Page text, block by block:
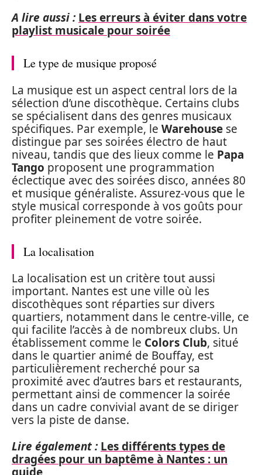
A lire aussi : Les erreurs à éviter dans votre
playlist musicale pour soirée
Le type de musique proposé
La musique est un aspect central lors de la
sélection d’une discothèque. Certains clubs
se spécialisent dans des genres musicaux
spécifiques. Par exemple, le Warehouse se
distingue par ses soirées électro de haut
niveau, tandis que des lieux comme le Papa
Tango proposent une programmation
éclectique avec des soirées disco, années 80
et musique généraliste. Assurez-vous que le
style musical corresponde à vos goûts pour
profiter pleinement de votre soirée.
La localisation
La localisation est un critère tout aussi
important. Nantes est une ville où les
discothèques sont réparties sur divers
quartiers, notamment dans le centre-ville, ce
qui facilite l’accès à de nombreux clubs. Un
établissement comme le Colors Club, situé
dans le quartier animé de Bouffay, est
particulièrement recherché pour sa
proximité avec d’autres bars et restaurants,
permettant ainsi de commencer la soirée
dans un cadre convivial avant de se diriger
vers la piste de danse.
Lire également : Les différents types de
dragées pour un baptême à Nantes : un
guide